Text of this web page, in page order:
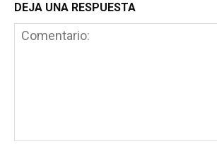
DEJA UNA RESPUESTA